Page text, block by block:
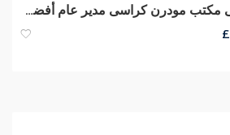
كراسى مكتب مودرن كراسى مدير عام أفضل خامات وسعر مناسب من مهنا فرنتشر
£